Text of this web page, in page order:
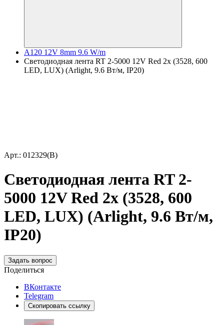
A120 12V 8mm 9.6 W/m
Светодиодная лента RT 2-5000 12V Red 2x (3528, 600
LED, LUX) (Arlight, 9.6 Вт/м, IP20)
Арт.: 012329(B)
Светодиодная лента RT 2-
5000 12V Red 2x (3528, 600
LED, LUX) (Arlight, 9.6 Вт/м,
IP20)
Задать вопрос
Поделиться
ВКонтакте
Telegram
Скопировать ссылку